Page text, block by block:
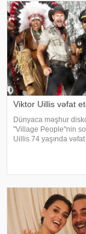
Viktor Uillis vəfat
Dünyaca məşhur
"Village People"nin
Uillis 74 yaşında